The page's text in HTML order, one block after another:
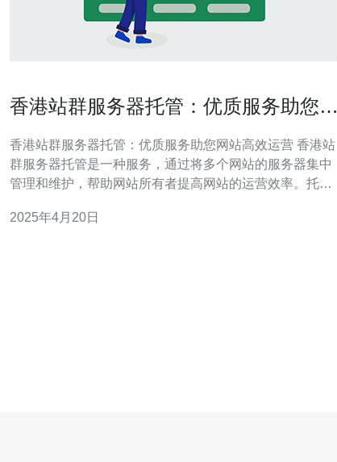
香港站群服务器托管：优质服务助您网
香港站群服务器托管：优质服务助您网站高效运营 香港站
群服务器托管是一种服务，通过将多个网站的服务器集中
管理和维护，帮助网站所有者提高网站的运营效率。托管
及专业的技术支持，让网站所有者无需担心服务器运维等
2025年4月20日